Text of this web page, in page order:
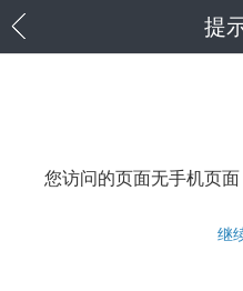
提
您访问的页面无手机页
继